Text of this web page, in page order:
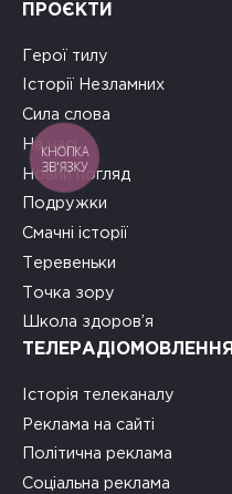
ПРОЄКТИ
Герої тилу
Історії Незламних
Сила слова
На часі
Новий погляд
Подружки
Смачні історії
Теревеньки
Точка зору
Школа здоров’я
ТЕЛЕРАДІОМОВЛЕННЯ
Історія телеканалу
Реклама на сайті
Політична реклама
Соціальна реклама
КНОПКА
ЗВ'ЯЗКУ